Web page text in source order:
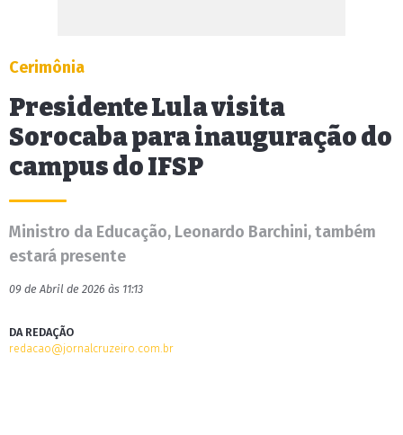
Cerimônia
Presidente Lula visita
Sorocaba para inauguração do
campus do IFSP
Ministro da Educação, Leonardo Barchini, também
estará presente
09 de Abril de 2026 às 11:13
DA REDAÇÃO
redacao@jornalcruzeiro.com.br